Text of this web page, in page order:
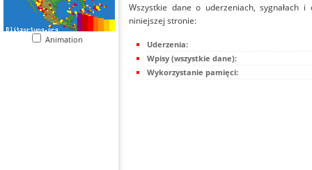
Animation
Wszystkie dane o uderzeniach, sygnałach
niniejszej stronie:
Uderzenia:
Wpisy (wszystkie dane):
Wykorzystanie pamięci: